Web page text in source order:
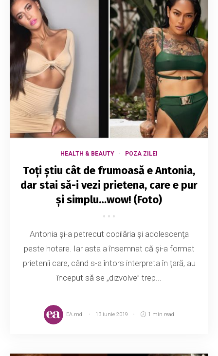
HEALTH & BEAUTY POZA ZILEI
Toți știu cât de frumoasă e Antonia,
dar stai să-i vezi prietena, care e pur
și simplu…wow! (Foto)
Antonia şi-a petrecut copilăria şi adolescenţa
peste hotare. Iar asta a însemnat că și-a format
prietenii care, când s-a întors interpreta în țară, au
început să se „dizvolve” trep...
EA.md 13 iunie 2019 1 min read